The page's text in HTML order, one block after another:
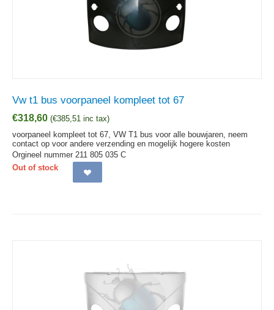
Vw t1 bus voorpaneel kompleet tot 67
€318,60 (€385,51 inc tax)
voorpaneel kompleet tot 67, VW T1 bus voor alle bouwjaren, neem
contact op voor andere verzending en mogelijk hogere kosten
Orgineel nummer 211 805 035 C
Out of stock